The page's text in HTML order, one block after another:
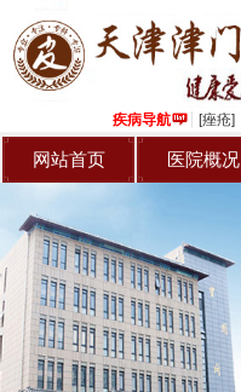
疾病导航 [痤疮]
网站首页 医院概况
家介绍
院路线